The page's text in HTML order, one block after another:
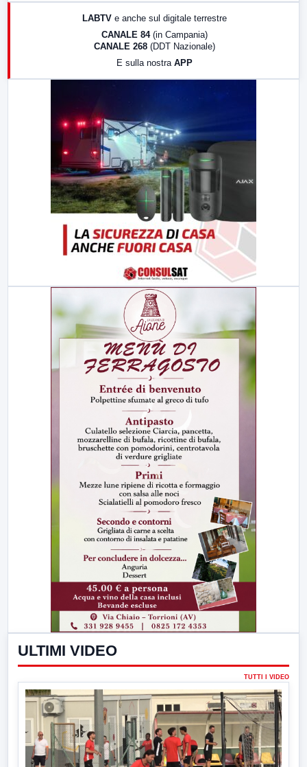
17:00 LabNews (replica)
LABTV e anche sul digitale terrestre
CANALE 84 (in Campania)
CANALE 268 (DDT Nazionale)
E sulla nostra APP
ULTIMI VIDEO
TUTTI I VIDEO